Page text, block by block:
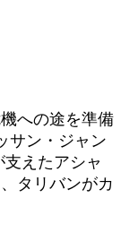
への途を準備
サン・ジャン
えたアシャ
タリバンがカ